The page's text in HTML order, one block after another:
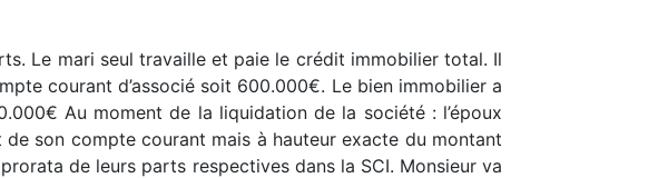
Le mari seul travaille et paie le crédit immobilier total. Il
courant d’associé soit 600.000€. Le bien immobilier a
Au moment de la liquidation de la société : l’époux
son compte courant mais à hauteur exacte du montant
de leurs parts respectives dans la SCI. Monsieur va